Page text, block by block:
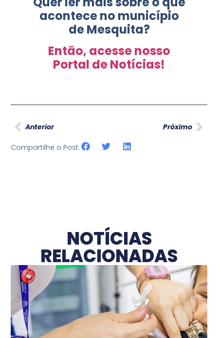
acontece no município
de Mesquita?
Então, acesse nosso
Portal de Notícias!
Anterior Próximo
Compartilhe o Post:
NOTÍCIAS
RELACIONADAS